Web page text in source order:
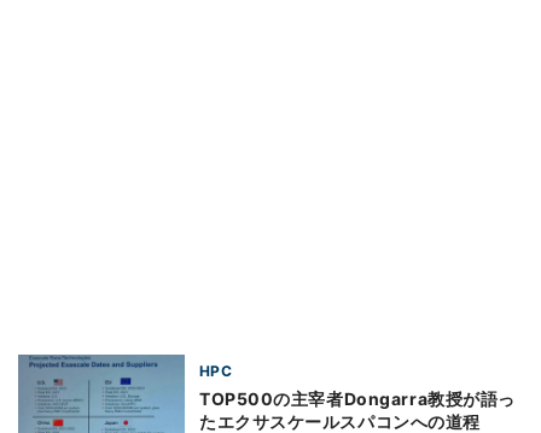
HPC
TOP500の主宰者Dongarra教授が語っ
たエクサスケールスパコンへの道程